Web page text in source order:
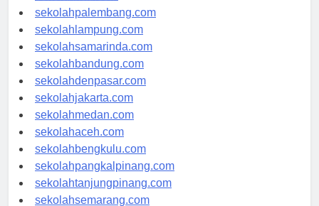
sekolahriau.com
sekolahpalembang.com
sekolahlampung.com
sekolahsamarinda.com
sekolahbandung.com
sekolahdenpasar.com
sekolahjakarta.com
sekolahmedan.com
sekolahaceh.com
sekolahbengkulu.com
sekolahpangkalpinang.com
sekolahtanjungpinang.com